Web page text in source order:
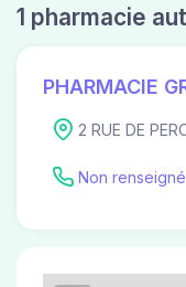
1 pharmacie
PHARMACIE
2 RUE DE
Non renseigné